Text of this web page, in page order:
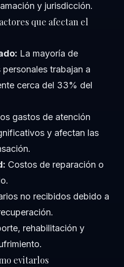
y jurisdicción.
que afectan el
La mayoría de
trabajan a
cerca del 33% del
gastos de atención
y afectan las
Costos de reparación o
no recibidos debido a
rehabilitación y
evitarlos